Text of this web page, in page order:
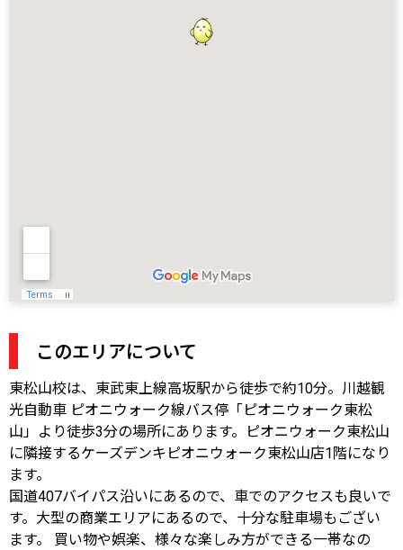
このエリアについて
東松山校は、東武東上線高坂駅から徒歩で約10分。川越観
光自動車 ピオニウォーク線バス停「ピオニウォーク東松
山」より徒歩3分の場所にあります。ピオニウォーク東松山
に隣接するケーズデンキピオニウォーク東松山店1階になり
ます。
国道407バイパス沿いにあるので、車でのアクセスも良いで
す。大型の商業エリアにあるので、十分な駐車場もござい
ます。 買い物や娯楽、様々な楽しみ方ができる一帯なの